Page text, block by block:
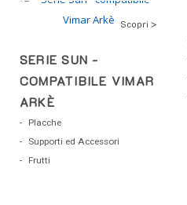
Scopri >
SERIE SUN -
COMPATIBILE VIMAR
ARKÈ
Placche
Supporti ed Accessori
Frutti